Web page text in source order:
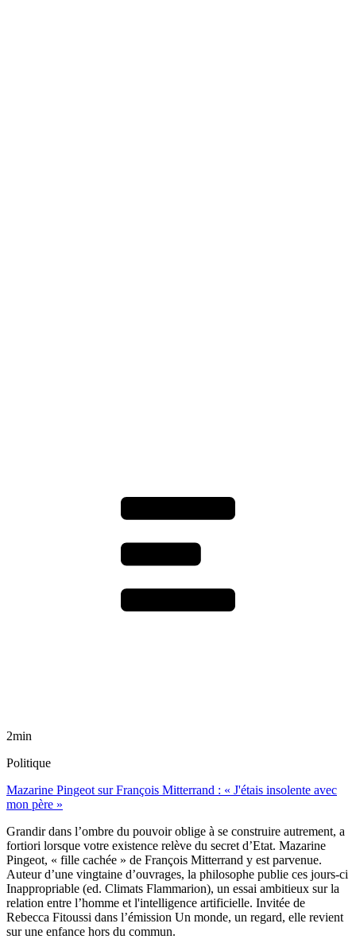
2min
Politique
Mazarine Pingeot sur François Mitterrand : « J'étais insolente avec
mon père »
Grandir dans l’ombre du pouvoir oblige à se construire autrement, a
fortiori lorsque votre existence relève du secret d’Etat. Mazarine
Pingeot, « fille cachée » de François Mitterrand y est parvenue.
Auteur d’une vingtaine d’ouvrages, la philosophe publie ces jours-ci
Inappropriable (ed. Climats Flammarion), un essai ambitieux sur la
relation entre l’homme et l'intelligence artificielle. Invitée de
Rebecca Fitoussi dans l’émission Un monde, un regard, elle revient
sur une enfance hors du commun.